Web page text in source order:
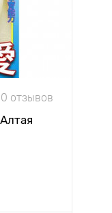
0 отзывов